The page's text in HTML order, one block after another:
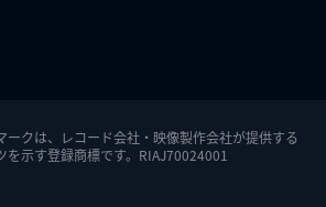
ークは、レコード会社・映像製作会社が提供する
を示す登録商標です。RIAJ70024001